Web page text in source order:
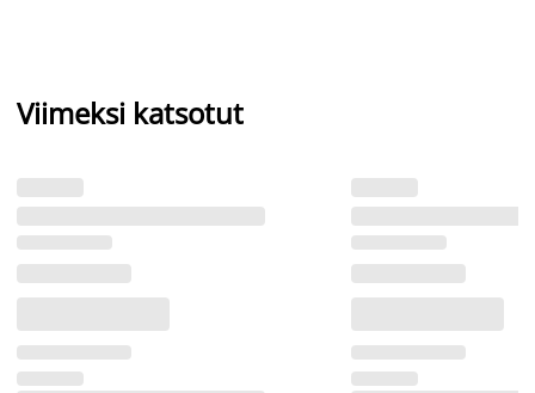
Viimeksi katsotut